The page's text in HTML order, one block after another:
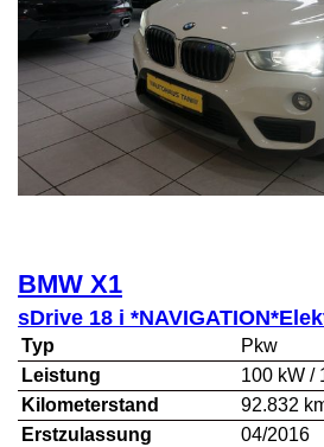
BMW X1
sDrive 18 i
Typ
Pkw
Leistung
100 kW /
Kilometerstand
92.832
Erstzulassung
04/2016